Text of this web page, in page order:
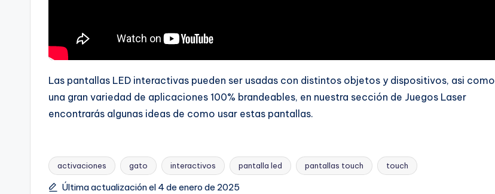
Las pantallas LED interactivas pueden ser usadas con distintos objetos y dispositivos, asi como
una gran variedad de aplicaciones 100% brandeables, en nuestra sección de Juegos Laser
encontrarás algunas ideas de como usar estas pantallas.
activaciones gato interactivos pantalla led pantallas touch touch
Última actualización el 4 de enero de 2025